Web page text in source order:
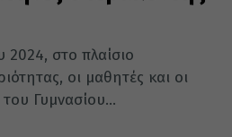
2024, στο πλαίσιο
οι μαθητές και οι
του Γυμνασίου...